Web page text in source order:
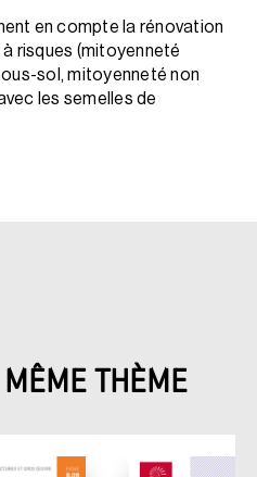
en compte la rénovation
risques (mitoyenneté
sol, mitoyenneté non
les semelles de
THÈME